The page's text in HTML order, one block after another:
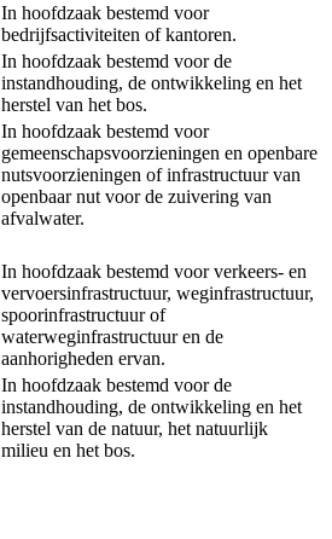
In hoofdzaak bestemd voor
bedrijfsactiviteiten of kantoren.
In hoofdzaak bestemd voor de
instandhouding, de ontwikkeling en het
herstel van het bos.
In hoofdzaak bestemd voor
gemeenschapsvoorzieningen en openbare
nutsvoorzieningen of infrastructuur van
openbaar nut voor de zuivering van
afvalwater.
In hoofdzaak bestemd voor verkeers- en
vervoersinfrastructuur, weginfrastructuur,
spoorinfrastructuur of
waterweginfrastructuur en de
aanhorigheden ervan.
In hoofdzaak bestemd voor de
instandhouding, de ontwikkeling en het
herstel van de natuur, het natuurlijk
milieu en het bos.